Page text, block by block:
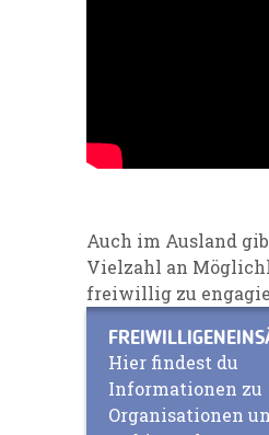
Auch im Ausland
Vielzahl an
freiwillig zu
Hier findest du
Informationen zu
Organisationen